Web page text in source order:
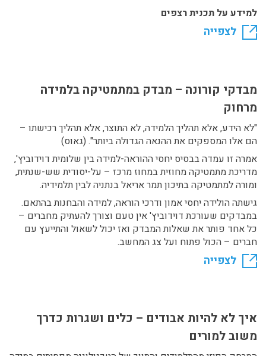
למידע על תכנית רצפים
לצפייה
מבדקי קורונה – מבדק במתמטיקה בלמידה
מרחוק
"לא הידע, אלא תהליך הלמידה, לא התוצר, אלא תהליך רכישתו –
הם אלו המספקים את ההנאה הגדולה ביותר". (גאוס)
אמרה זו עמדה בבסיס יחסי ההוראה-למידה בין שלומית דוידוביץ',
מדריכת מתמטיקה מחוזית במחוז מרכז – על-יסודית שש-שנתית,
ומורה למתמטיקה בתיכון תמר אריאל בנתניה לבין תלמידיה.
גישתה הולידה יחסי אמון ודרכי הוראה, למידה והבחנות בהתאם.
במבדקים שעורכת דוידוביץ' אין טעם וצורך להעתיק מחברים –
כל אחד פותר את שאלות המבדק ואז יכול לשאול והתייעץ עם
חברים – הכול פתוח ועל צג המחשב.
לצפייה
איך לא להיות אבודים – כלים ושגרות כדרך
משוב למורים